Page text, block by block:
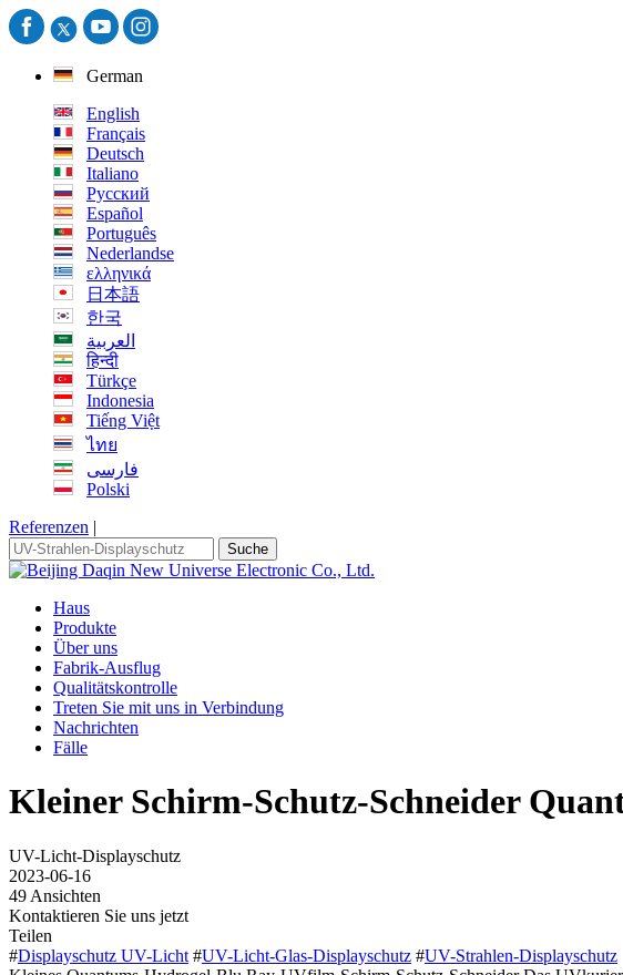
German
English
Français
Deutsch
Italiano
Русский
Español
Português
Nederlandse
ελληνικά
日本語
한국
العربية
हिन्दी
Türkçe
Indonesia
Tiếng Việt
ไทย
فارسی
Polski
Referenzen |
Suche
Haus
Produkte
Über uns
Fabrik-Ausflug
Qualitätskontrolle
Treten Sie mit uns in Verbindung
Nachrichten
Fälle
Kleiner Schirm-Schutz-Schneider
UV-Licht-Displayschutz
2023-06-16
49 Ansichten
Kontaktieren Sie uns jetzt
Teilen
#Displayschutz UV-Licht #UV-Licht-Glas-Displayschutz #UV-Strahlen-Displayschutz